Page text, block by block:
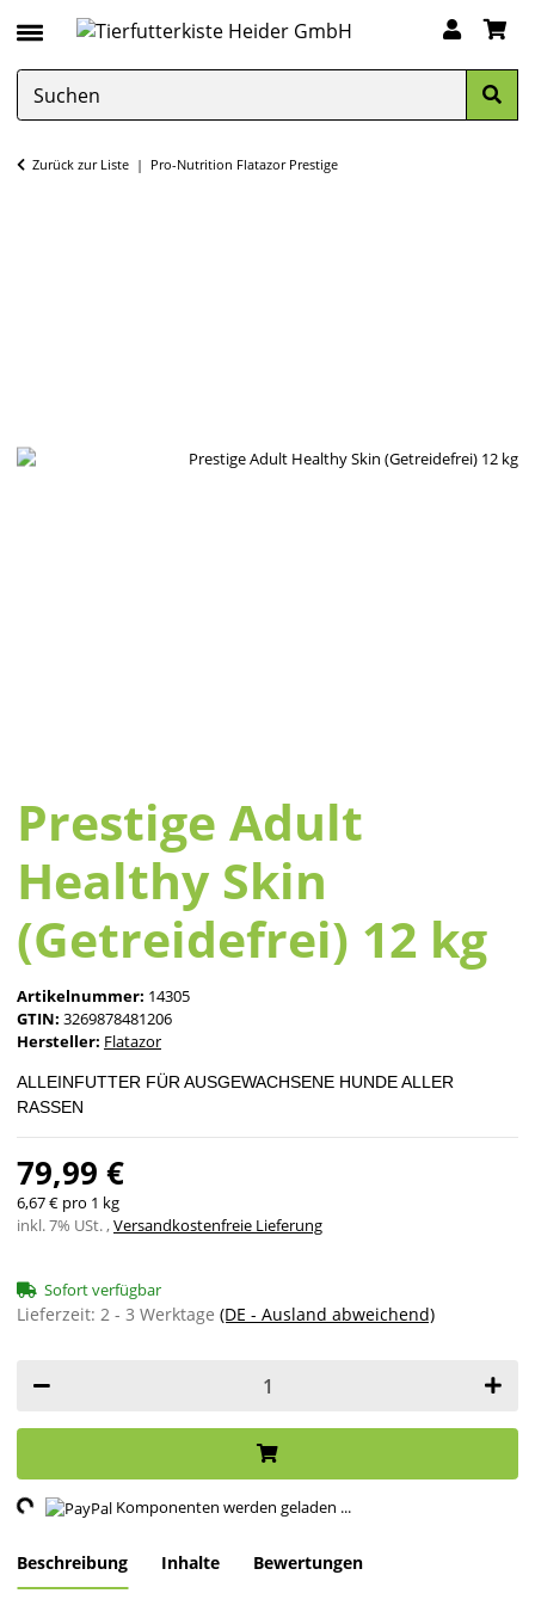
Zurück zur Liste Pro-Nutrition Flatazor Prestige
Prestige Adult
Healthy Skin
(Getreidefrei) 12 kg
Artikelnummer: 14305
GTIN: 3269878481206
Hersteller: Flatazor
ALLEINFUTTER FÜR AUSGEWACHSENE HUNDE ALLER
RASSEN
79,99 €
6,67 € pro 1 kg
inkl. 7% USt. ,Versandkostenfreie Lieferung
Sofort verfügbar
Lieferzeit: 2 - 3 Werktage (DE - Ausland abweichend)
Komponenten werden geladen ...
Beschreibung Inhalte Bewertungen